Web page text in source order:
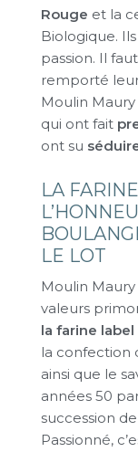
Rouge et la
Biologique.
passion. Il
remporté
Moulin
qui ont fait
ont su
LA
LE LOT
Moulin
valeurs
la farine
la confection
ainsi que le
années 50
succession
Passionné,